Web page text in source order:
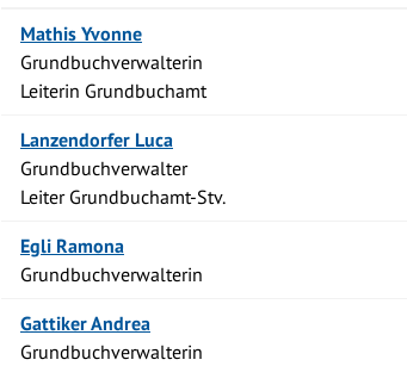
MathisYvonneFunktion
Grundbuchverwalterin
Leiterin Grundbuchamt
LanzendorferLucaFunktion
Grundbuchverwalter
Leiter Grundbuchamt-Stv.
EgliRamonaFunktion
Grundbuchverwalterin
GattikerAndreaFunktion
Grundbuchverwalterin